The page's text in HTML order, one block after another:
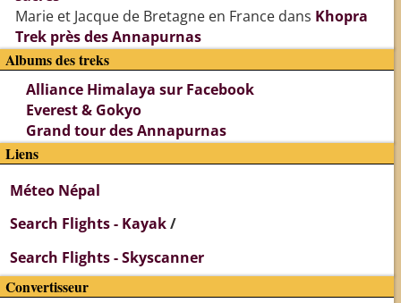
Marie et Jacque de Bretagne en Francedans Khopra
Trek près des Annapurnas
Albums des treks
Alliance Himalaya sur Facebook
Everest & Gokyo
Grand tour des Annapurnas
Liens
Méteo Népal
Search Flights - Kayak/
Search Flights - Skyscanner
Convertisseur